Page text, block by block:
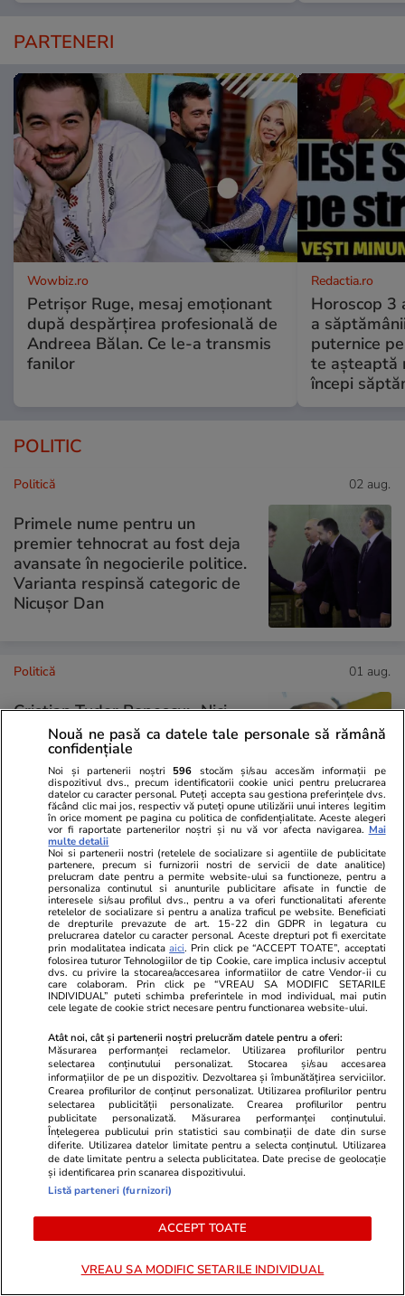
PARTENERI
Wowbiz.ro
Petrișor Ruge, mesaj emoționant
după despărțirea profesională de
Andreea Bălan. Ce le-a transmis
fanilor
Redactia.ro
Horoscop 3
a
puternice
te așteaptă
începi
POLITIC
Politică 02 aug.
Primele nume pentru un
premier tehnocrat au fost deja
avansate în negocierile politice.
Varianta respinsă categoric de
Nicușor Dan
Politică 01 aug.
Cristian Tudor Popescu: „Nici
măcar o Românie ajunsă
gubernie rusească nu i-ar
deranja”. Pe cine acuză că
blochează PNRR
PARTENERI
ZiaruldeIasi.ro
Motivul interesant pentru care o
elevă din rural cu o medie de top
la Evaluarea Națională a ales un
liceu tehnologic. „Este o
Fanatik.ro
FCSB și U
la UEFA
șase
Nouă ne pasă ca datele tale personale să rămână
confidențiale
Noi și partenerii noștri 596 stocăm și/sau accesăm informații pe
dispozitivul dvs., precum identificatorii cookie unici pentru prelucrarea
datelor cu caracter personal. Puteți accepta sau gestiona preferințele dvs.
făcând clic mai jos, respectiv vă puteți opune utilizării unui interes legitim
în orice moment pe pagina cu politica de confidențialitate. Aceste alegeri
vor fi raportate partenerilor noștri și nu vă vor afecta navigarea. Mai
multe detalii
Noi si partenerii nostri (retelele de socializare si agentiile de publicitate
partenere, precum si furnizorii nostri de servicii de date analitice)
prelucram date pentru a permite website-ului sa functioneze, pentru a
personaliza continutul si anunturile publicitare afisate in functie de
interesele si/sau profilul dvs., pentru a va oferi functionalitati aferente
retelelor de socializare si pentru a analiza traficul pe website. Beneficiati
de drepturile prevazute de art. 15-22 din GDPR in legatura cu
prelucrarea datelor cu caracter personal. Aceste drepturi pot fi exercitate
prin modalitatea indicataaici. Prin click pe “ACCEPT TOATE”, acceptati
folosirea tuturor Tehnologiilor de tip Cookie, care implica inclusiv acceptul
dvs. cu privire la stocarea/accesarea informatiilor de catre Vendor-ii cu
care colaboram. Prin click pe “VREAU SA MODIFIC SETARILE
INDIVIDUAL” puteti schimba preferintele in mod individual, mai putin
cele legate de cookie strict necesare pentru functionarea website-ului.
Atât noi, cât și partenerii noștri prelucrăm datele pentru a oferi:
Măsurarea performanței reclamelor. Utilizarea profilurilor pentru
selectarea conținutului personalizat. Stocarea și/sau accesarea
informațiilor de pe un dispozitiv. Dezvoltarea și îmbunătățirea serviciilor.
Crearea profilurilor de conținut personalizat. Utilizarea profilurilor pentru
selectarea publicității personalizate. Crearea profilurilor pentru
publicitate personalizată. Măsurarea performanței conținutului.
Înțelegerea publicului prin statistici sau combinații de date din surse
diferite. Utilizarea datelor limitate pentru a selecta conținutul. Utilizarea
de date limitate pentru a selecta publicitatea. Date precise de geolocație
și identificarea prin scanarea dispozitivului.
Listă parteneri (furnizori)
ACCEPT TOATE
VREAU SA MODIFIC SETARILE INDIVIDUAL